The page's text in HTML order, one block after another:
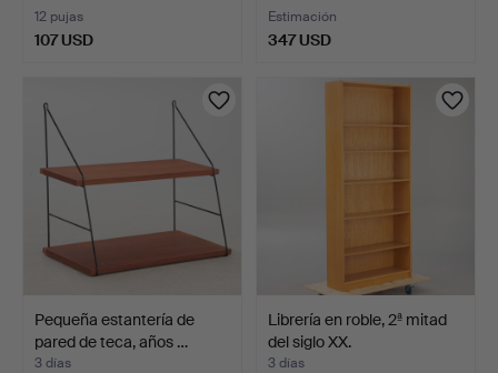
12 pujas
107 USD
Estimación
347 USD
Pequeña estantería de
pared de teca, años …
3 días
Librería en roble, 2ª mitad
del siglo XX.
3 días